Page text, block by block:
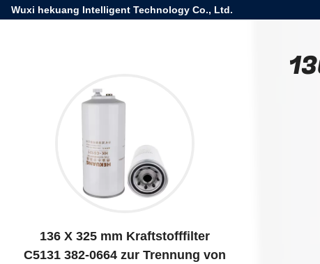
Wuxi hekuang Intelligent Technology Co., Ltd.
136 X 325 mm Kraftstofffilter
C5131 382-0664 zur Trennung von